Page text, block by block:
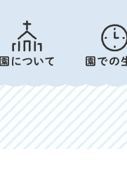
園について 園での